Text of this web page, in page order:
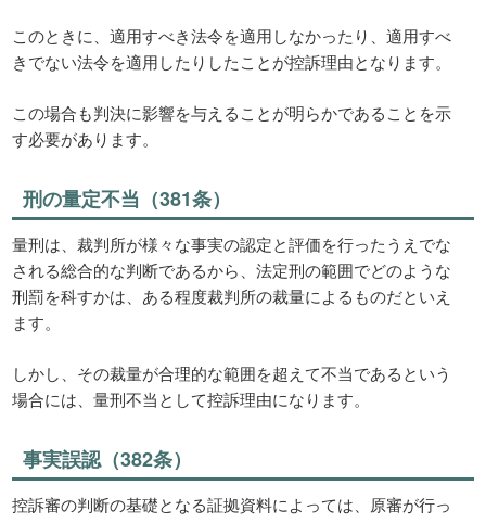
このときに、適用すべき法令を適用しなかったり、適用すべ
きでない法令を適用したりしたことが控訴理由となります。
この場合も判決に影響を与えることが明らかであることを示
す必要があります。
刑の量定不当（381条）
量刑は、裁判所が様々な事実の認定と評価を行ったうえでな
される総合的な判断であるから、法定刑の範囲でどのような
刑罰を科すかは、ある程度裁判所の裁量によるものだといえ
ます。
しかし、その裁量が合理的な範囲を超えて不当であるという
場合には、量刑不当として控訴理由になります。
事実誤認（382条）
控訴審の判断の基礎となる証拠資料によっては、原審が行っ